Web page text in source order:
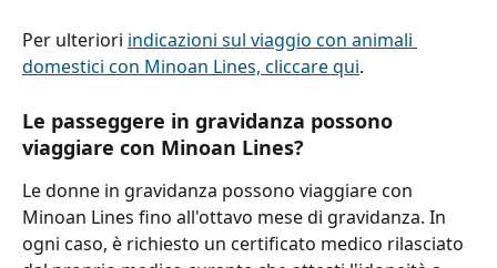
Per ulteriori indicazioni sul viaggio con animali
domestici con Minoan Lines, cliccare qui.
Le passeggere in gravidanza possono
viaggiare con Minoan Lines?
Le donne in gravidanza possono viaggiare con
Minoan Lines fino all'ottavo mese di gravidanza. In
ogni caso, è richiesto un certificato medico rilasciato